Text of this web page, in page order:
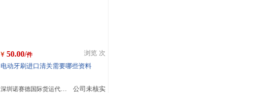
50.00/件 浏览 次
电动牙刷进口清关需要哪些资料
深圳诺赛德国际货运代理有限公司 公司未核实